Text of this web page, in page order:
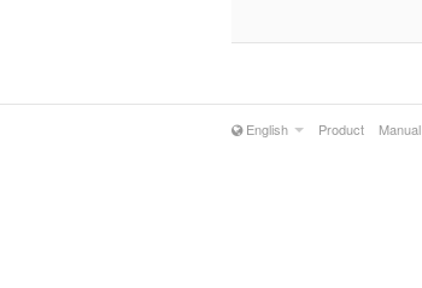
English Product Manual